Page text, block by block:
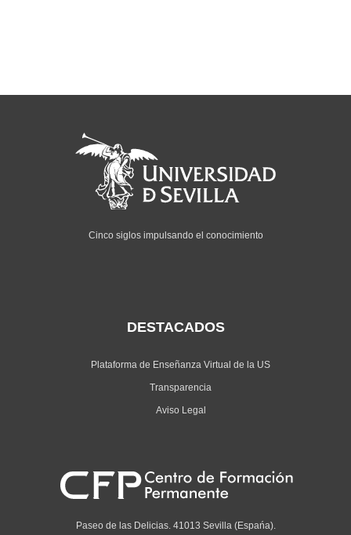
Cinco siglos impulsando el conocimiento
DESTACADOS
Plataforma de Enseñanza Virtual de la US
Transparencia
Aviso Legal
Paseo de las Delicias. 41013 Sevilla (Espańa).